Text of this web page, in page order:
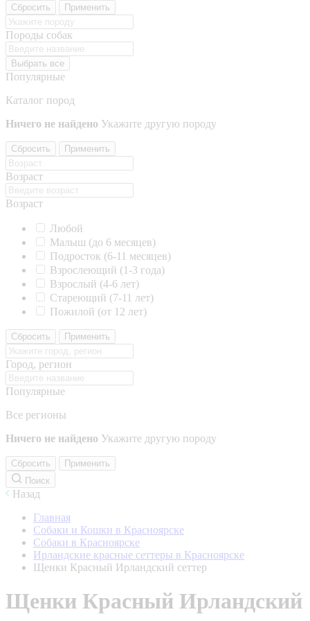
Сбросить Применить
Породы собак
Выбрать все
Популярные
Каталог пород
Ничего не найдено Укажите другую породу
Сбросить Применить
Возраст
Возраст
Любой
Малыш (до 6 месяцев)
Подросток (6-11 месяцев)
Взрослеющий (1-3 года)
Взрослый (4-6 лет)
Стареющий (7-11 лет)
Пожилой (от 12 лет)
Сбросить Применить
Город, регион
Популярные
Все регионы
Ничего не найдено Укажите другую породу
Сбросить
Применить
Поиск
Назад
Главная
Собаки и Кошки в Красноярске
Собаки в Красноярске
Ирландские красные сеттеры в Красноярске
Щенки Красный Ирландский сеттер
Щенки Красный Ирландский